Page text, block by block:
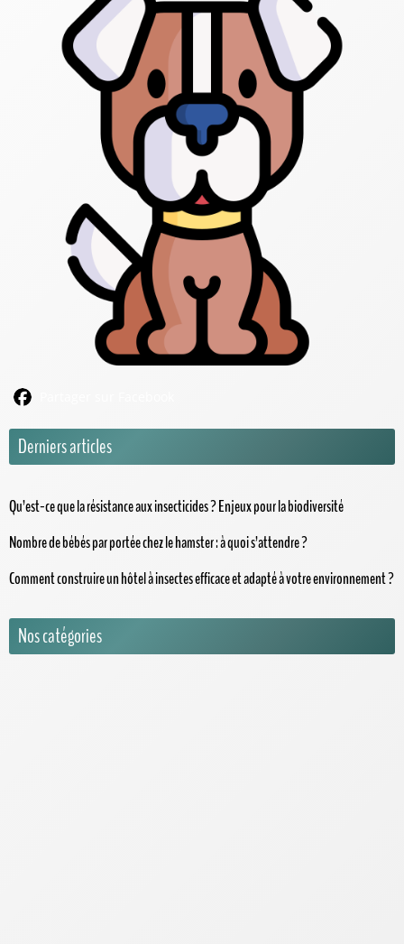
Derniers articles
Qu’est-ce que la résistance aux insecticides ? Enjeux pour la biodiversité
Nombre de bébés par portée chez le hamster : à quoi s’attendre ?
Comment construire un hôtel à insectes efficace et adapté à votre environnement ?
Nos catégories